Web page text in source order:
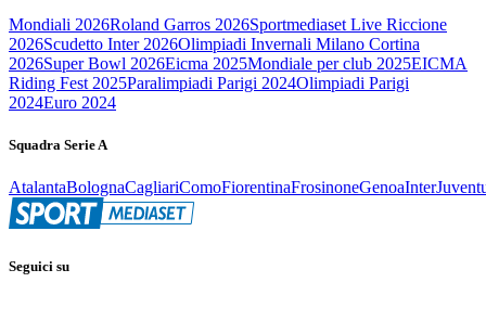
Mondiali 2026Roland Garros 2026Sportmediaset Live Riccione
2026Scudetto Inter 2026Olimpiadi Invernali Milano Cortina
2026Super Bowl 2026Eicma 2025Mondiale per club 2025EICMA
Riding Fest 2025Paralimpiadi Parigi 2024Olimpiadi Parigi
2024Euro 2024
Squadra Serie A
AtalantaBolognaCagliariComoFiorentinaFrosinoneGenoaInter
Seguici su